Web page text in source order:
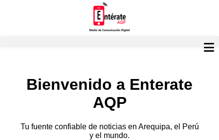
Bienvenido a Enterate
AQP
Tu fuente confiable de noticias en Arequipa, el Perú
y el mundo.